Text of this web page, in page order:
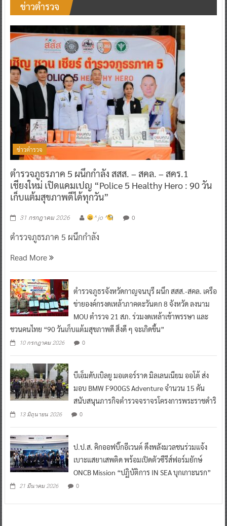
ข่าวตำรวจ
ข่าวตำรวจ
ตำรวจภูธรภาค 5 ผนึกกำลัง สสส. – สคล. – สคร.1
เชียงใหม่ เปิดแคมเปญ “Police 5 Healthy Hero : 90 วัน
เก็บแต้มสุขภาพดีได้ทุกวัน”
31 กรกฎาคม 2026 ^ jo ^ 0
ตำรวจภูธรภาค 5 ผนึกกำลัง
Read More
ตำรวจภูธรจังหวัดกาญจนบุรี ผนึก สสส.-สคล. เครือ
ข่ายองค์กรงดเหล้าภาคตะวันตก 8 จังหวัด ลงนาม
MOU ตำรวจ 21 สภ. ร่วมงดเหล้าเข้าพรรษา และ
ชวนคนไทย “90 วันเก็บแต้มสุขภาพดี สิ่งดี ๆ จะเกิดขึ้น”
10 กรกฎาคม 2026 0
บีเอ็มดับเบิลยู มอเตอร์ราด มิลเลนเนียม ออโต้ ส่ง
มอบ BMW F900GS Adventure จำนวน 15 คัน
สนับสนุนภารกิจตำรวจจราจรโครงการพระราชดำริ
13 มิถุนายน 2026 0
ป.ป.ส. คิกออฟบิ๊กอีเวนต์ ดึงพลังมวลชนร่วมแจ้ง
เบาะแสยาเสพติด พร้อมเปิดตัวซีรีส์ฟอร์มยักษ์
ONCB Mission “ปฏิบัติการ IN SEA บุกเกาะนรก”
21 มีนาคม 2026 0